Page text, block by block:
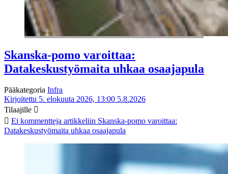
Skanska-pomo varoittaa:
Datakeskustyömaita uhkaa osaajapula
Pääkategoria Infra
Kirjoitettu 5. elokuuta 2026, 13:00 5.8.2026
Tilaajille
Ei kommentteja artikkeliin Skanska-pomo varoittaa:
Datakeskustyömaita uhkaa osaajapula